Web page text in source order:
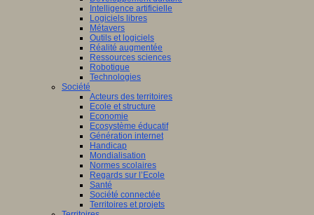
Intelligence artificielle
Logiciels libres
Métavers
Outils et logiciels
Réalité augmentée
Ressources sciences
Robotique
Technologies
Société
Acteurs des territoires
Ecole et structure
Economie
Ecosystème éducatif
Génération internet
Handicap
Mondialisation
Normes scolaires
Regards sur l’Ecole
Santé
Société connectée
Territoires et projets